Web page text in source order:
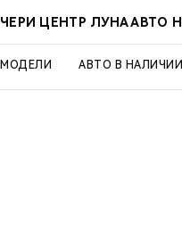
ЧЕРИ ЦЕНТР ЛУНА АВТО
МОДЕЛИ АВТО В НАЛИЧИИ